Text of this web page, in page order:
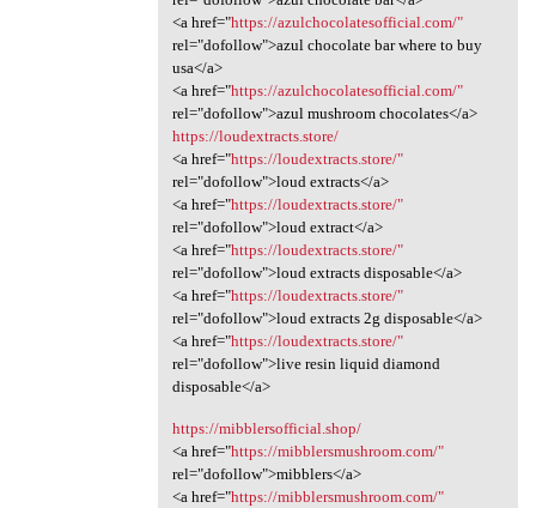
<a href="https://azulchocolatesofficial.com/"
rel="dofollow">azul chocolate bar where to buy
usa</a>
<a href="https://azulchocolatesofficial.com/"
rel="dofollow">azul mushroom chocolates</a>
https://loudextracts.store/
<a href="https://loudextracts.store/"
rel="dofollow">loud extracts</a>
<a href="https://loudextracts.store/"
rel="dofollow">loud extract</a>
<a href="https://loudextracts.store/"
rel="dofollow">loud extracts disposable</a>
<a href="https://loudextracts.store/"
rel="dofollow">loud extracts 2g disposable</a>
<a href="https://loudextracts.store/"
rel="dofollow">live resin liquid diamond
disposable</a>
https://mibblersofficial.shop/
<a href="https://mibblersmushroom.com/"
rel="dofollow">mibblers</a>
<a href="https://mibblersmushroom.com/"